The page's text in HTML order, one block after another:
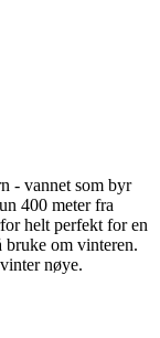
- vannet som byr
400 meter fra
helt perfekt for en
bruke om vinteren.
nøye.